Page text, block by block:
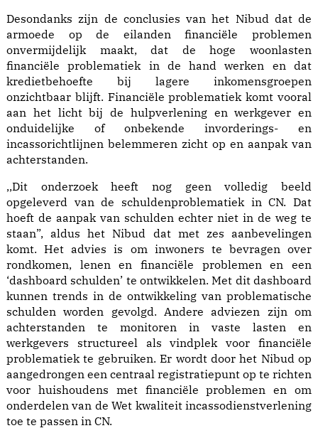
Desondanks zijn de conclusies van het Nibud dat de
armoede op de eilanden financiële problemen
onvermijdelijk maakt, dat de hoge woonlasten
financiële problematiek in de hand werken en dat
kredietbehoefte bij lagere inkomensgroepen
onzichtbaar blijft. Financiële problematiek komt vooral
aan het licht bij de hulpverlening en werkgever en
onduidelijke of onbekende invorderings- en
incassorichtlijnen belemmeren zicht op en aanpak van
achterstanden.
,,Dit onderzoek heeft nog geen volledig beeld
opgeleverd van de schuldenproblematiek in CN. Dat
hoeft de aanpak van schulden echter niet in de weg te
staan”, aldus het Nibud dat met zes aanbevelingen
komt. Het advies is om inwoners te bevragen over
rondkomen, lenen en financiële problemen en een
‘dashboard schulden’ te ontwikkelen. Met dit dashboard
kunnen trends in de ontwikkeling van problematische
schulden worden gevolgd. Andere adviezen zijn om
achterstanden te monitoren in vaste lasten en
werkgevers structureel als vindplek voor financiële
problematiek te gebruiken. Er wordt door het Nibud op
aangedrongen een centraal registratiepunt op te richten
voor huishoudens met financiële problemen en om
onderdelen van de Wet kwaliteit incassodienstverlening
toe te passen in CN.